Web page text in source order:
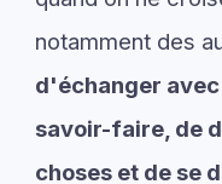
notamment des
d'échanger
savoir-faire, de
choses et de se